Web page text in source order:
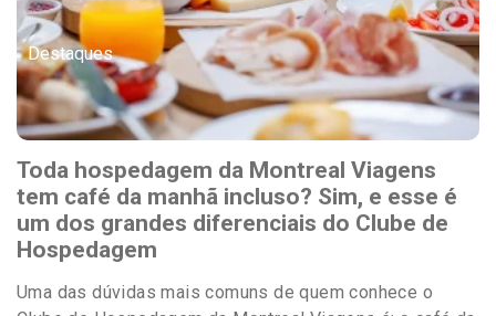
Destaques
Toda hospedagem da Montreal Viagens
tem café da manhã incluso? Sim, e esse é
um dos grandes diferenciais do Clube de
Hospedagem
Uma das dúvidas mais comuns de quem conhece o